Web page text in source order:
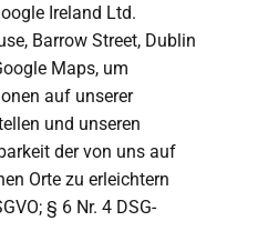
Ireland Ltd.
Barrow Street, Dublin
Maps, um
auf unserer
und unseren
der von uns auf
Orte zu erleichtern
§ 6 Nr. 4 DSG-